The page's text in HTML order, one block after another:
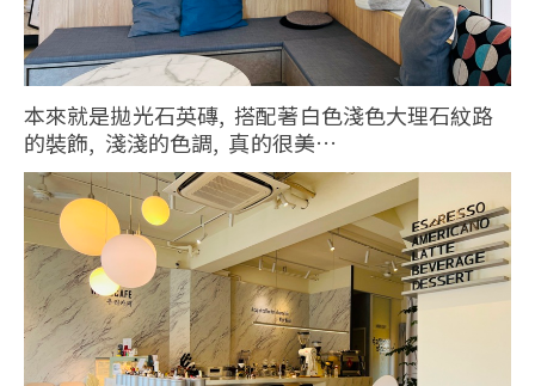
本來就是拋光石英磚, 搭配著白色淺色大理石紋路
的裝飾, 淺淺的色調, 真的很美…